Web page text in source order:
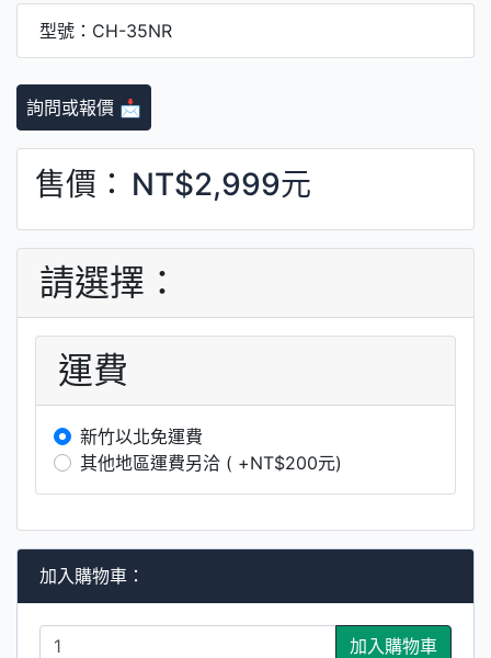
型號：CH-35NR
詢問或報價 📩
售價： NT$2,999元
請選擇：
運費
新竹以北免運費
其他地區運費另洽 ( +NT$200元)
加入購物車：
加入購物車